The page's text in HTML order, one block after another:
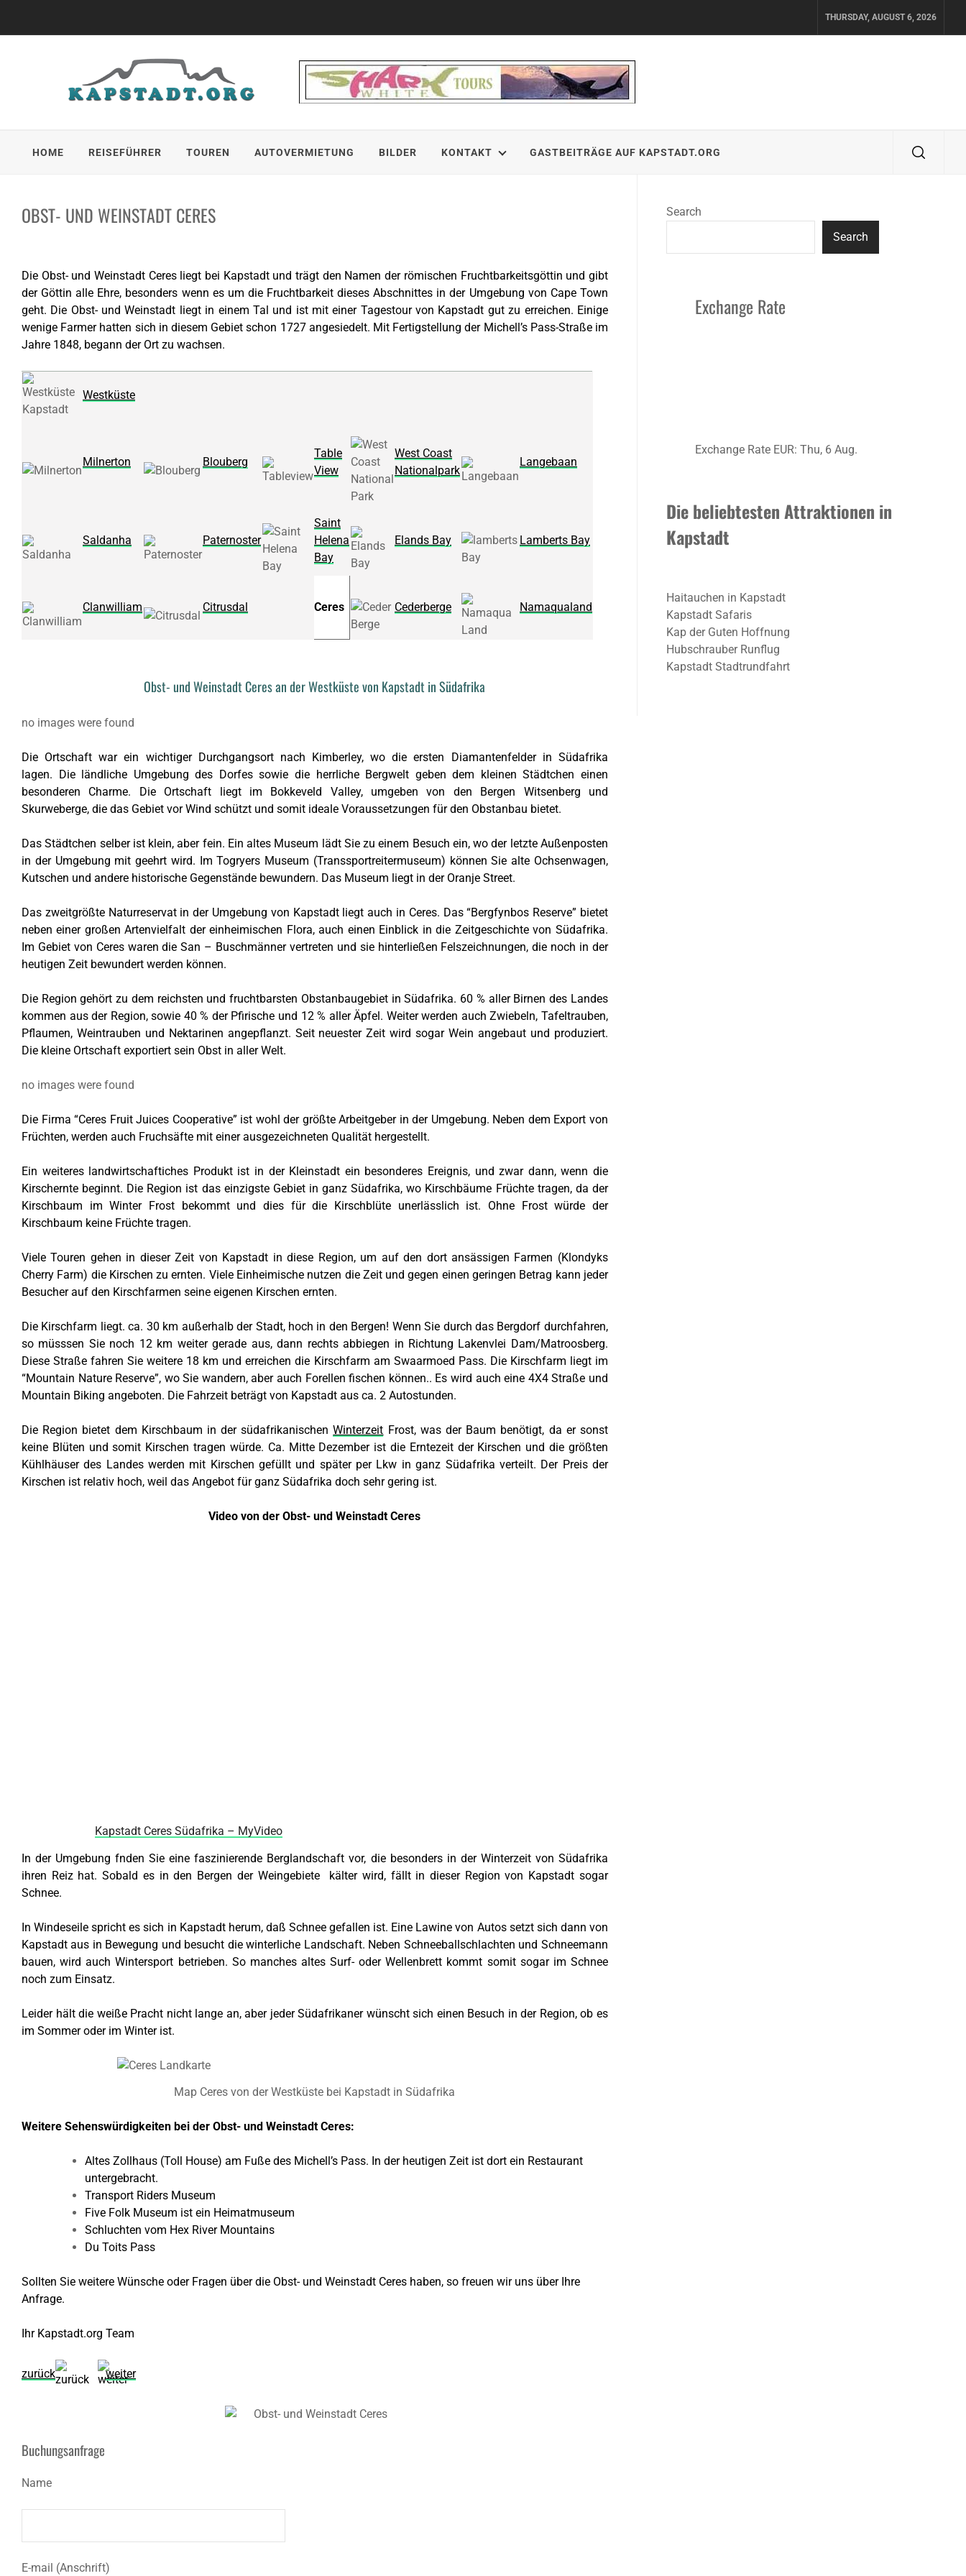
THURSDAY, AUGUST 6, 2026
HOME REISEFÜHRER TOUREN AUTOVERMIETUNG BILDER KONTAKT GASTBEITRÄGE AUF KAPSTADT.ORG
OBST- UND WEINSTADT CERES
Die Obst- und Weinstadt Ceres liegt bei Kapstadt und trägt den Namen der römischen Fruchtbarkeitsgöttin und gibt
der Göttin alle Ehre, besonders wenn es um die Fruchtbarkeit dieses Abschnittes in der Umgebung von Cape Town
geht. Die Obst- und Weinstadt liegt in einem Tal und ist mit einer Tagestour von Kapstadt gut zu erreichen. Einige
wenige Farmer hatten sich in diesem Gebiet schon 1727 angesiedelt. Mit Fertigstellung der Michell’s Pass-Straße im
Jahre 1848, begann der Ort zu wachsen.
Westküste
Milnerton Blouberg
Table
View
West Coast
Nationalpark
Langebaan
Saldanha Paternoster
Saint
Helena
Bay
Elands Bay Lamberts Bay
Clanwilliam Citrusdal Ceres Cederberge Namaqualand
Obst- und Weinstadt Ceres an der Westküste von Kapstadt in Südafrika
no images were found
Die Ortschaft war ein wichtiger Durchgangsort nach Kimberley, wo die ersten Diamantenfelder in Südafrika
lagen. Die ländliche Umgebung des Dorfes sowie die herrliche Bergwelt geben dem kleinen Städtchen einen
besonderen Charme. Die Ortschaft liegt im Bokkeveld Valley, umgeben von den Bergen Witsenberg und
Skurweberge, die das Gebiet vor Wind schützt und somit ideale Voraussetzungen für den Obstanbau bietet.
Das Städtchen selber ist klein, aber fein. Ein altes Museum lädt Sie zu einem Besuch ein, wo der letzte Außenposten
in der Umgebung mit geehrt wird. Im Togryers Museum (Transsportreitermuseum) können Sie alte Ochsenwagen,
Kutschen und andere historische Gegenstände bewundern. Das Museum liegt in der Oranje Street.
Das zweitgrößte Naturreservat in der Umgebung von Kapstadt liegt auch in Ceres. Das “Bergfynbos Reserve” bietet
neben einer großen Artenvielfalt der einheimischen Flora, auch einen Einblick in die Zeitgeschichte von Südafrika.
Im Gebiet von Ceres waren die San – Buschmänner vertreten und sie hinterließen Felszeichnungen, die noch in der
heutigen Zeit bewundert werden können.
Die Region gehört zu dem reichsten und fruchtbarsten Obstanbaugebiet in Südafrika. 60 % aller Birnen des Landes
kommen aus der Region, sowie 40 % der Pfirische und 12 % aller Äpfel. Weiter werden auch Zwiebeln, Tafeltrauben,
Pflaumen, Weintrauben und Nektarinen angepflanzt. Seit neuester Zeit wird sogar Wein angebaut und produziert.
Die kleine Ortschaft exportiert sein Obst in aller Welt.
no images were found
Die Firma “Ceres Fruit Juices Cooperative” ist wohl der größte Arbeitgeber in der Umgebung. Neben dem Export von
Früchten, werden auch Fruchsäfte mit einer ausgezeichneten Qualität hergestellt.
Ein weiteres landwirtschaftiches Produkt ist in der Kleinstadt ein besonderes Ereignis, und zwar dann, wenn die
Kirschernte beginnt. Die Region ist das einzigste Gebiet in ganz Südafrika, wo Kirschbäume Früchte tragen, da der
Kirschbaum im Winter Frost bekommt und dies fürdie Kirschblüte unerlässlich ist. Ohne Frost würde der
Kirschbaum keine Früchte tragen.
Viele Touren gehen in dieser Zeit von Kapstadt in diese Region, um auf den dort ansässigen Farmen (Klondyks
Cherry Farm) die Kirschen zu ernten. Viele Einheimische nutzen die Zeit und gegen einen geringen Betrag kann jeder
Besucher auf den Kirschfarmen seine eigenen Kirschen ernten.
Die Kirschfarm liegt. ca. 30 km außerhalb der Stadt, hoch in den Bergen! Wenn Sie durch das Bergdorf durchfahren,
so müsssen Sie noch 12 km weiter gerade aus, dann rechts abbiegen in Richtung Lakenvlei Dam/Matroosberg.
Diese Straße fahren Sie weitere 18 km und erreichen die Kirschfarm am Swaarmoed Pass. Die Kirschfarm liegt im
“Mountain Nature Reserve”, wo Sie wandern, aber auch Forellen fischen können.. Es wird auch eine 4X4 Straße und
Mountain Biking angeboten. Die Fahrzeit beträgt von Kapstadt aus ca. 2 Autostunden.
Die Region bietet dem Kirschbaum in der südafrikanischenWinterzeit Frost, was der Baum benötigt, da er sonst
keine Blüten und somit Kirschen tragen würde. Ca. Mitte Dezember ist die Erntezeit der Kirschen und die größten
Kühlhäuser des Landes werden mit Kirschen gefüllt und später per Lkw in ganz Südafrika verteilt. Der Preis der
Kirschen ist relativ hoch, weil das Angebot für ganz Südafrika doch sehr gering ist.
Video von der Obst- und Weinstadt Ceres
Kapstadt Ceres Südafrika – MyVideo
In der Umgebung fnden Sie eine faszinierende Berglandschaft vor, die besonders in der Winterzeit von Südafrika
ihren Reiz hat. Sobald es in den Bergen der Weingebiete kälter wird, fällt in dieser Region von Kapstadt sogar
Schnee.
In Windeseile spricht es sich in Kapstadt herum, daß Schnee gefallen ist. Eine Lawine von Autos setzt sich dann von
Kapstadt aus in Bewegung und besucht die winterliche Landschaft. Neben Schneeballschlachten und Schneemann
bauen, wird auch Wintersport betrieben. So manches altes Surf- oder Wellenbrett kommt somit sogar im Schnee
noch zum Einsatz.
Leider hält die weiße Pracht nicht lange an, aber jeder Südafrikaner wünscht sich einen Besuch in der Region, ob es
im Sommer oder im Winter ist.
Map Ceres von der Westküste bei Kapstadt in Südafrika
Weitere Sehenswürdigkeiten bei der Obst- und Weinstadt Ceres:
Altes Zollhaus (Toll House) am Fuße des Michell’s Pass. In der heutigen Zeit ist dort ein Restaurant
untergebracht.
Transport Riders Museum
Five Folk Museum ist ein Heimatmuseum
Schluchten vom Hex River Mountains
Du Toits Pass
Sollten Sie weitere Wünsche oder Fragen über die Obst- und Weinstadt Ceres haben, so freuen wir uns über Ihre
Anfrage.
Ihr Kapstadt.org Team
zurück weiter
Buchungsanfrage
Name
E-mail (Anschrift)
Search
Search
Exchange Rate
Exchange Rate EUR: Thu, 6 Aug.
Die beliebtesten Attraktionen in
Kapstadt
Haitauchen in Kapstadt
Kapstadt Safaris
Kap der Guten Hoffnung
Hubschrauber Runflug
Kapstadt Stadtrundfahrt